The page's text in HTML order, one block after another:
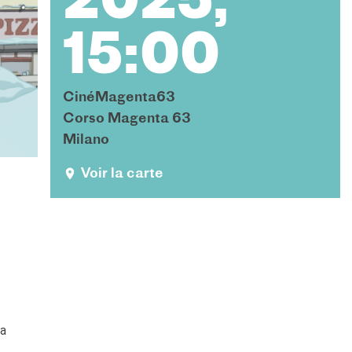
15:00
CinéMagenta63
Corso Magenta 63
Milano
Voir la carte